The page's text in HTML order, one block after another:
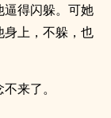
得闪躲。可她
上，不躲，也
来了。